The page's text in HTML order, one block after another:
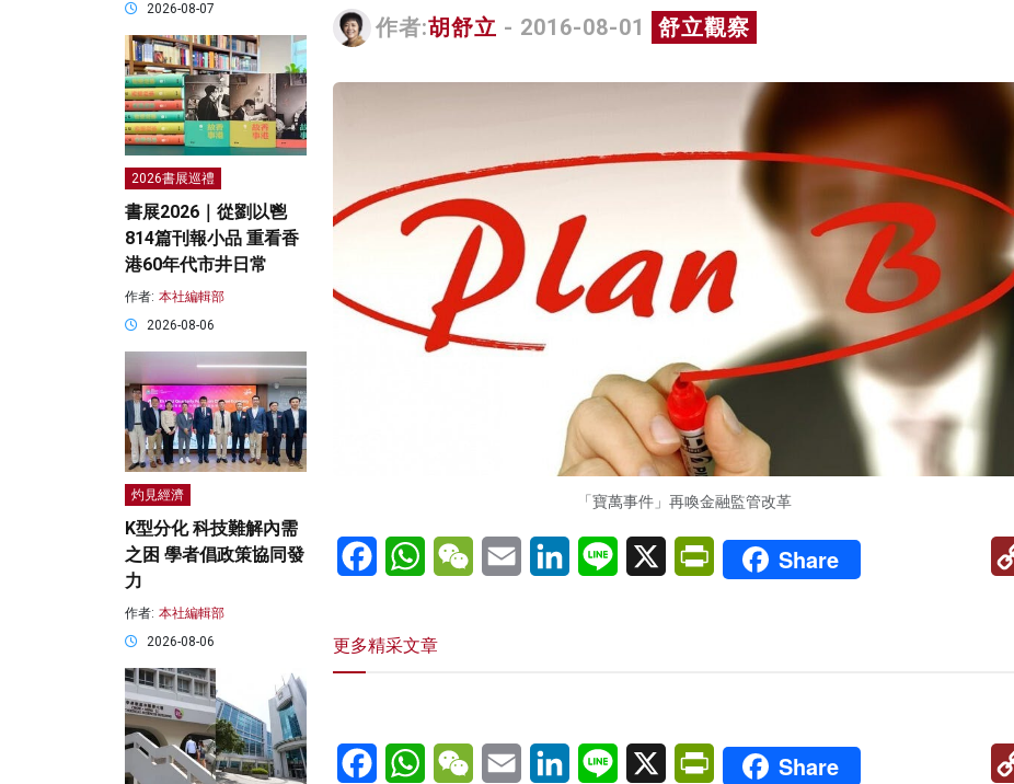
作者:胡舒立 - 2016-08-01 舒立觀察
「寶萬事件」再喚金融監管改革
FacebookWhatsAppWeChatEmail LinkedInLine X PrintFriendly
Share
更多精采文章
FacebookWhatsAppWeChatEmail LinkedInLine X PrintFriendly
Share
2026-08-07
2026書展巡禮
書展2026｜從劉以鬯
814篇刊報小品 重看香
港60年代市井日常
作者: 本社編輯部
2026-08-06
灼見經濟
K型分化 科技難解內需
之困 學者倡政策協同發
力
作者: 本社編輯部
2026-08-06